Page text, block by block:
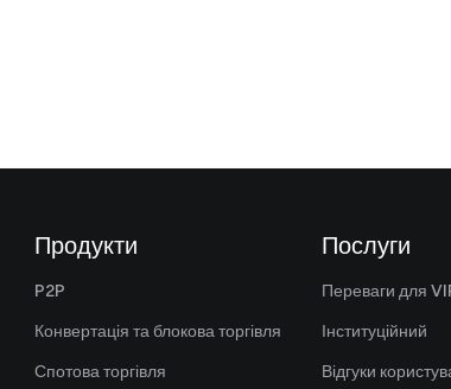
Продукти
P2P
Конвертація та блокова торгівля
Спотова торгівля
Послуги
Переваги для
Інституційний
Відгуки